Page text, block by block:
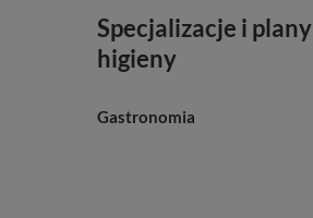
Specjalizacje i plany
higieny
Gastronomia